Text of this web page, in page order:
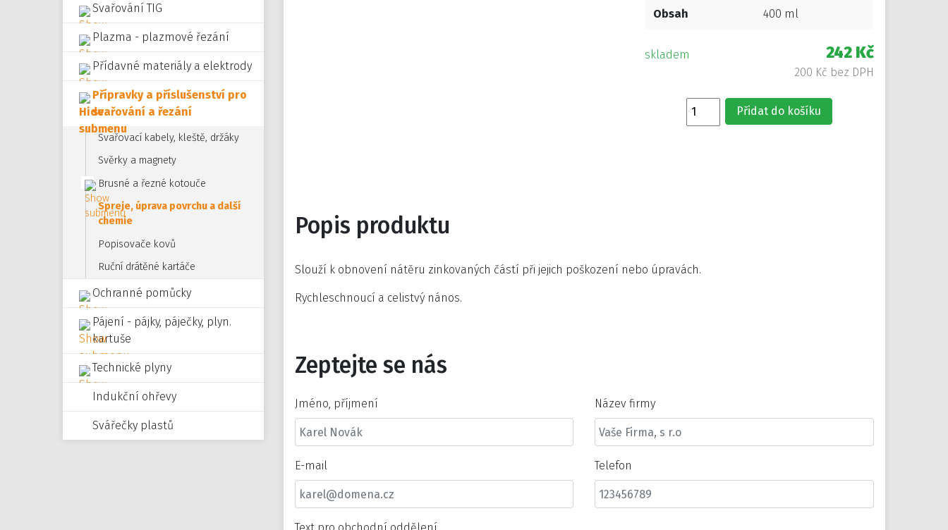
Svařování TIG
Plazma - plazmové řezání
Přídavné materiály a elektrody
Přípravky a příslušenství pro
svařování a řezání
Svařovací kabely, kleště, držáky
Svěrky a magnety
Brusné a řezné kotouče
Spreje, úprava povrchu a další
chemie
Popisovače kovů
Ruční drátěné kartáče
Ochranné pomůcky
Pájení - pájky, páječky, plyn.
kartuše
Technické plyny
Indukční ohřevy
Svářečky plastů
Obsah 400 ml
skladem 242 Kč
200 Kč bez DPH
Přidat do košíku
Popis produktu
Slouží k obnovení nátěru zinkovaných částí při jejich poškození nebo úpravách.
Rychleschnoucí a celistvý nános.
Zeptejte se nás
Jméno, příjmení Název firmy
E-mail Telefon